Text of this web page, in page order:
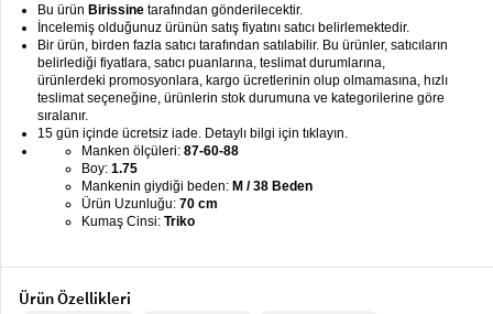
Tesettür
Giyim
keyboard_arrow_down
Büyük
Bedenkeyboard_arrow_down
İç
keyboard_arrow_down
Bu ürün Birissine tarafından gönderilecektir.
İncelemiş olduğunuz ürünün satış fiyatını satıcı belirlemektedir.
Bir ürün, birden fazla satıcı tarafından satılabilir. Bu ürünler, satıcıların
belirlediği fiyatlara, satıcı puanlarına, teslimat durumlarına,
ürünlerdeki promosyonlara, kargo ücretlerinin olup olmamasına, hızlı
teslimat seçeneğine, ürünlerin stok durumuna ve kategorilerine göre
sıralanır.
15 gün içinde ücretsiz iade. Detaylı bilgi için tıklayın.
Manken ölçüleri: 87-60-88
Boy: 1.75
Mankenin giydiği beden: M / 38 Beden
Ürün Uzunluğu: 70 cm
Kumaş Cinsi: Triko
Ürün Özellikleri